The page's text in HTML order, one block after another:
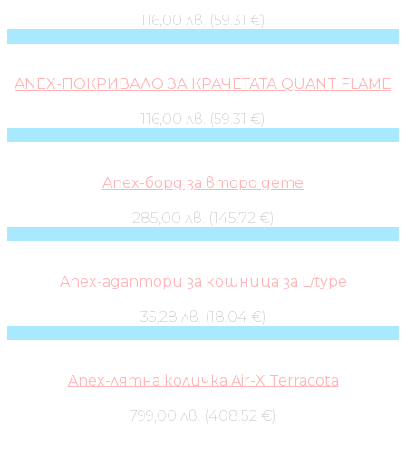
116,00 лв. (59.31 €)
ANEX-ПОКРИВАЛО ЗА КРАЧЕТАТА QUANT FLAME
116,00 лв. (59.31 €)
Anex-борд за второ дете
285,00 лв. (145.72 €)
Anex-адаптори за кошница за L/type
35,28 лв. (18.04 €)
Anex-лятна количка Air-X Terracota
799,00 лв. (408.52 €)